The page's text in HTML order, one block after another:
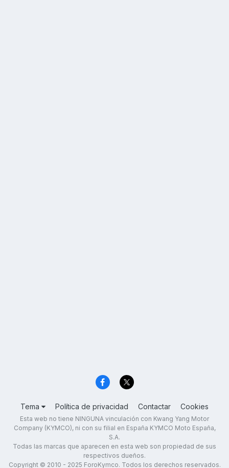
Tema Política de privacidad Contactar Cookies
Esta web no tiene NINGUNA vinculación con Kwang Yang Motor
Company (KYMCO), ni con su filial en España KYMCO Moto España,
S.A.
Todas las marcas que aparecen en esta web son propiedad de sus
respectivos dueños.
Copyright © 2010 - 2025 ForoKymco. Todos los derechos reservados.